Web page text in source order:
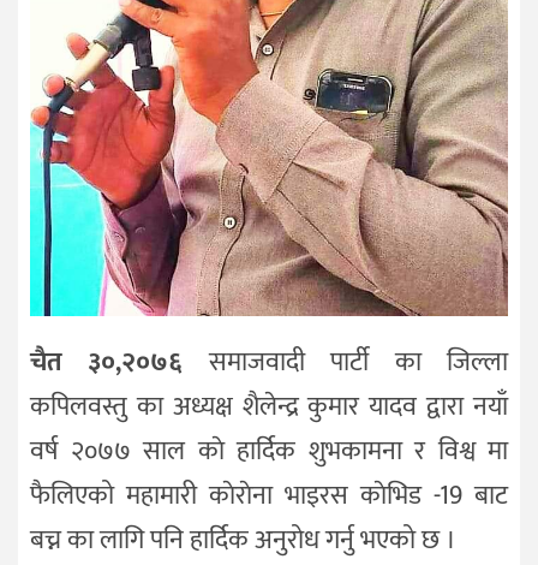
चैत ३०,२०७६समाजवादी पार्टी का जिल्ला
कपिलवस्तु का अध्यक्ष शैलेन्द्र कुमार यादव द्वारा नयाँ
वर्ष २०७७ साल काे हार्दिक शुभकामना र विश्व मा
फैलिएको महामारी काेराेना भाइरस काेभिड -19 बाट
बच्न का लागि पनि हार्दिक अनुरोध गर्नु भएको छ ।